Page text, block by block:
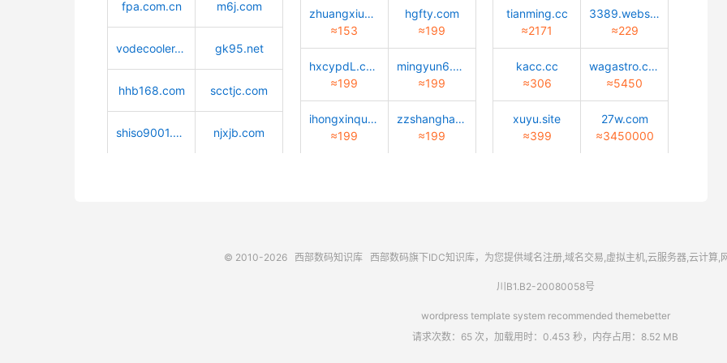
fpa.com.cn m6j.com
vodecooler.cn gk95.net
hhb168.com scctjc.com
shiso9001.com njxjb.com
zhuangxiu9.com
≈153
hgfty.com
≈199
hxcypdL.com
≈199
mingyun6.com
≈199
ihongxinquan.com
≈199
zzshanghang.com
≈199
tianming.cc
≈2171
3389.website
≈229
kacc.cc
≈306
wagastro.com
≈5450
xuyu.site
≈399
27w.com
≈3450000
© 2010-2026 西部数码知识库 西部数码旗下IDC知识库，为您提供域名注册,域名交易,虚拟主机,云服务器,云计算,
川B1.B2-20080058号
wordpress template system recommended themebetter
请求次数：65 次，加载用时：0.453 秒，内存占用：8.52 MB